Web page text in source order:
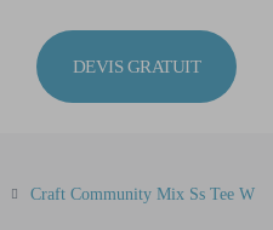
DEVIS GRATUIT
Craft Community Mix Ss Tee W